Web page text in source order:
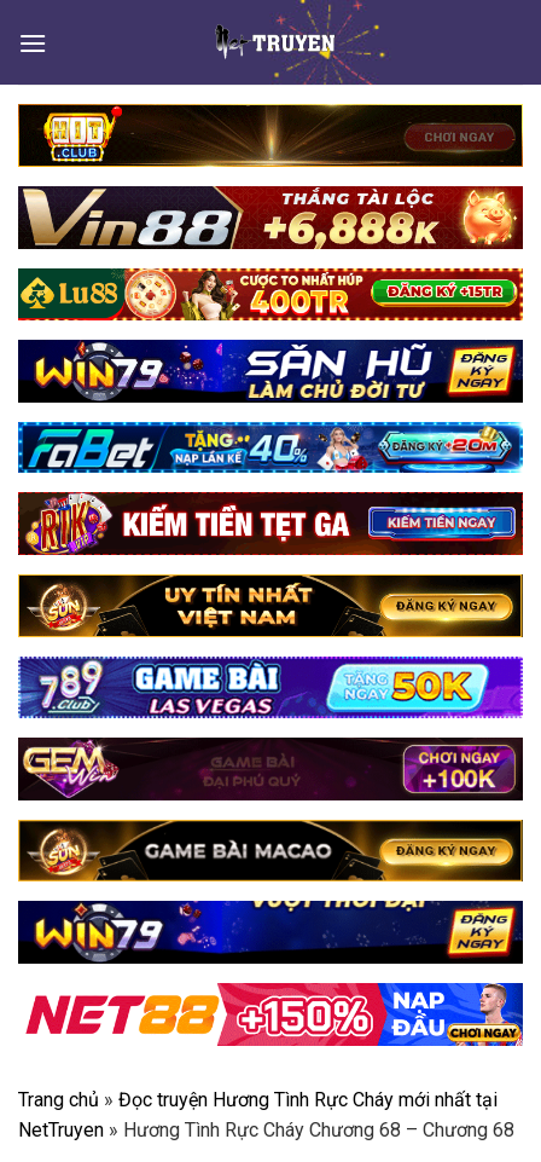
Trang chủ » Đọc truyện Hương Tình Rực Cháy mới nhất tại
NetTruyen » Hương Tình Rực Cháy Chương 68 – Chương 68